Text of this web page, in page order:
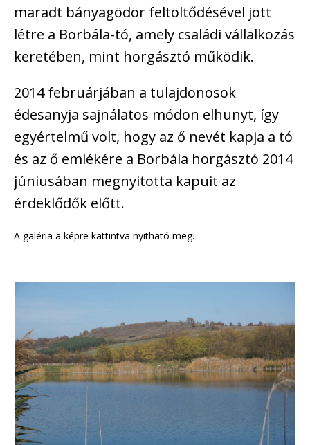
maradt bányagödör feltöltődésével jött
létre a Borbála-tó, amely családi vállalkozás
keretében, mint horgásztó működik.
2014 februárjában a tulajdonosok
édesanyja sajnálatos módon elhunyt, így
egyértelmű volt, hogy az ő nevét kapja a tó
és az ő emlékére a Borbála horgásztó 2014
júniusában megnyitotta kapuit az
érdeklődők előtt.
A galéria a képre kattintva nyitható meg.